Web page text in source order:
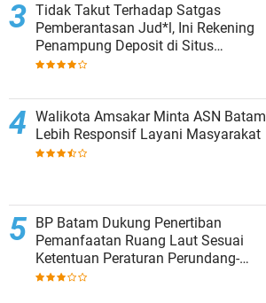
Tidak Takut Terhadap Satgas
Pemberantasan Jud*l, Ini Rekening
Penampung Deposit di Situs
MENARA4D
Walikota Amsakar Minta ASN Batam
Lebih Responsif Layani Masyarakat
BP Batam Dukung Penertiban
Pemanfaatan Ruang Laut Sesuai
Ketentuan Peraturan Perundang-
undangan